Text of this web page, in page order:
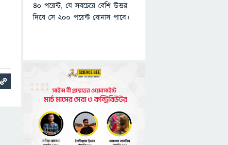
৪০ পয়েন্ট, যে সবচেয়ে বেশি উত্তর
দিবে সে ২০০ পয়েন্ট বোনাস পাবে।